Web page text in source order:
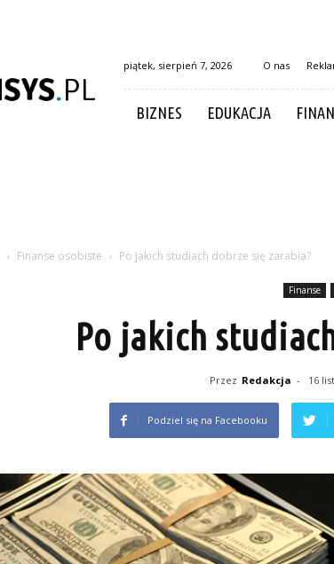
piątek, sierpień 7, 2026 O nas
BIZNES EDUKACJA
Finanse osobiste Po jakich studiach dobrze się zarabia?
Finanse
Po jakich
Przez Redakcja - 16
Podziel się na Facebooku